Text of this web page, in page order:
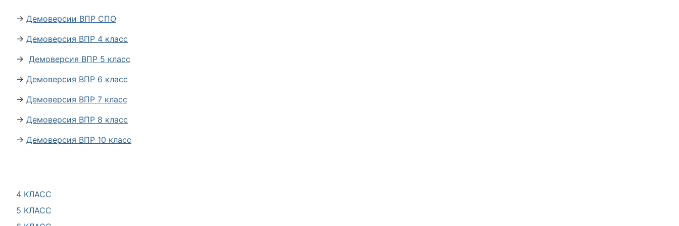
4 КЛАСС
5 КЛАСС
→ Демоверсии ВПР СПО
→ Демоверсия ВПР 4 класс
→ Демоверсия ВПР 5 класс
→ Демоверсия ВПР 6 класс
→ Демоверсия ВПР 7 класс
→ Демоверсия ВПР 8 класс
→ Демоверсия ВПР 10 класс